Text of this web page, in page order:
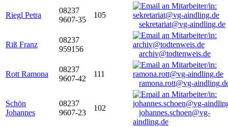
Riegl Petra
08237
9607-35
105
sekretariat@vg-aindling.de
Riß Franz
08237
959156
archiv@todtenweis.de
Rott Ramona
08237
9607-42
111
ramona.rott@vg-
Schön
Johannes
08237
9607-23
102
johannes.schoen@vg-
aindling.de